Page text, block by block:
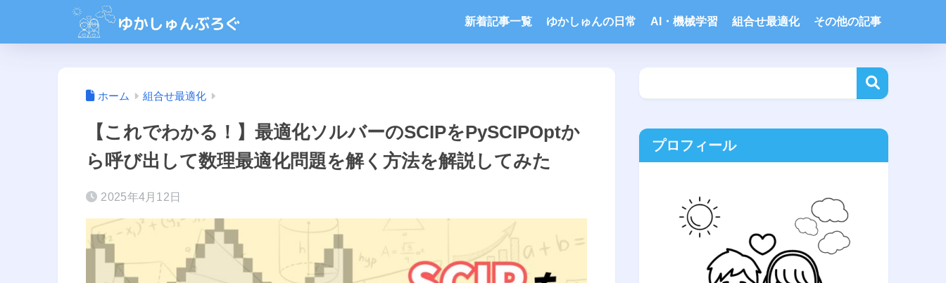
新着記事一覧 ゆかしゅんの日常 AI・機械学習 組合せ最適化 その他の記事
ホーム 組合せ最適化
【これでわかる！】最適化ソルバーのSCIPをPySCIPOptか
ら呼び出して数理最適化問題を解く方法を解説してみた
2025年4月12日
プロフィール